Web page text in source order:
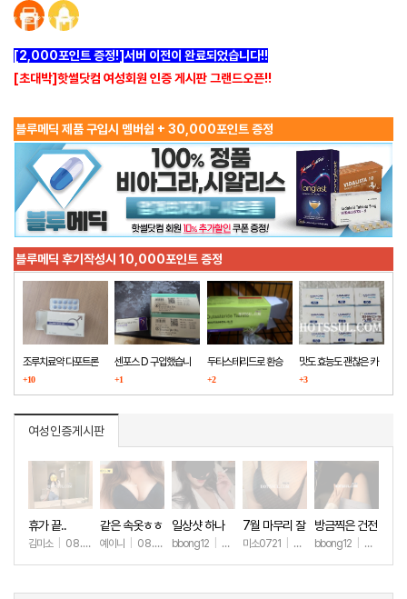
[2,000포인트 증정!]서버 이전이 완료되었습니다!!
[초대박]핫썰닷컴 여성회원 인증 게시판 그랜드오픈!!
블루메딕 제품 구입시 멤버쉽 + 30,000포인트 증정
블루메딕 후기작성시 10,000포인트 증정
조루치료약 다포트론
구매했습니다
+10
센포스 D 구입했습니
다
+1
두타스테리드로 환승
+2
맛도 효능도 괜찮은 카
마그라
+3
여성인증게시판
휴가 끝..
김미소 08.07 +157
같은 속옷ㅎㅎ
예이니 08.04 +68
일상샷 하나
bbong12 07.31+90
7월 마무리 잘
하세요🫶
미소0721 07.31+259
방금찍은 건전
한 일상샷
bbong12 07.28